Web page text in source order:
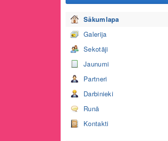
Sākumlapa
Galerija
Sekotāji
Jaunumi
Partneri
Darbinieki
Runā
Kontakti